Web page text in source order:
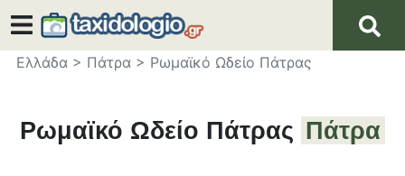
Ελλάδα > Πάτρα > Ρωμαϊκό Ωδείο Πάτρας
Ρωμαϊκό Ωδείο Πάτρας Πάτρα